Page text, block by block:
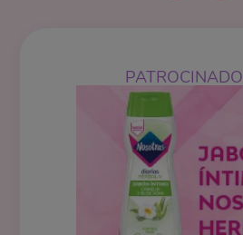
PATROCINADO